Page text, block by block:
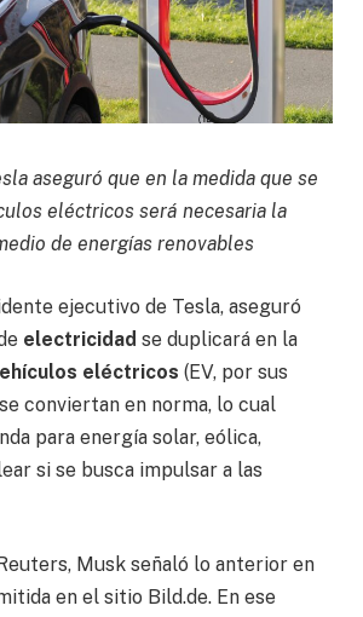
aseguró que en la medida que se
eléctricos será necesaria la
de energías renovables
ejecutivo de Tesla, aseguró
electricidad se duplicará en la
eléctricos (EV, por sus
conviertan en norma, lo cual
para energía solar, eólica,
si se busca impulsar a las
Musk señaló lo anterior en
en el sitio Bild.de. En ese